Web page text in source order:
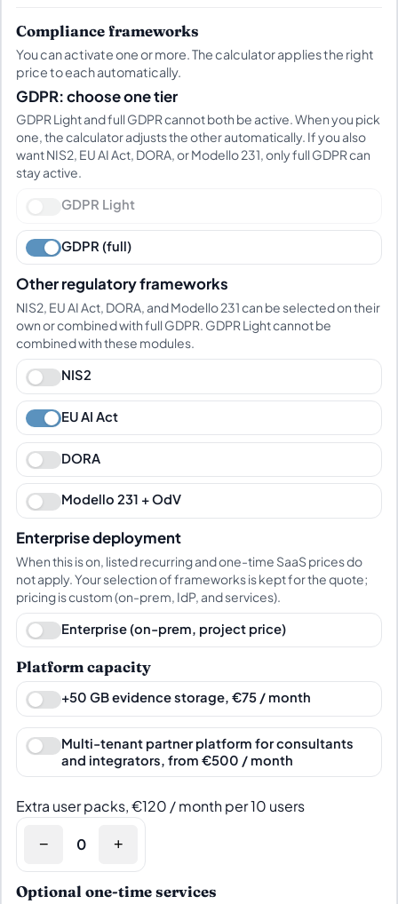
Compliance frameworks
You can activate one or more. The calculator applies the right
price to each automatically.
GDPR: choose one tier
GDPR Light and full GDPR cannot both be active. When you pick
one, the calculator adjusts the other automatically. If you also
want NIS2, EU AI Act, DORA, or Modello 231, only full GDPR can
stay active.
GDPR Light
GDPR (full)
Other regulatory frameworks
NIS2, EU AI Act, DORA, and Modello 231 can be selected on their
own or combined with full GDPR. GDPR Light cannot be
combined with these modules.
NIS2
EU AI Act
DORA
Modello 231 + OdV
Enterprise deployment
When this is on, listed recurring and one-time SaaS prices do
not apply. Your selection of frameworks is kept for the quote;
pricing is custom (on-prem, IdP, and services).
Enterprise (on-prem, project price)
Platform capacity
+50 GB evidence storage, €75 / month
Multi-tenant partner platform for consultants
and integrators, from €500 / month
Extra user packs, €120 / month per 10 users
− +
Optional one-time services